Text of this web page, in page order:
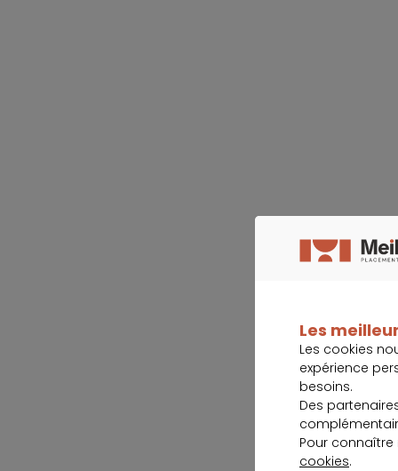
Les
Les cookies
expérience
besoins.
Des
Pour
cookies.